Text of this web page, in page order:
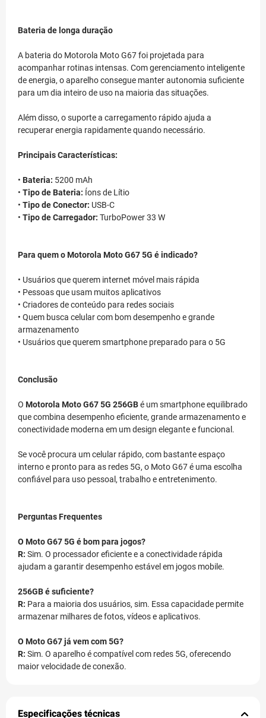
Bateria de longa duração
A bateria do Motorola Moto G67 foi projetada para
acompanhar rotinas intensas. Com gerenciamento inteligente
de energia, o aparelho consegue manter autonomia suficiente
para um dia inteiro de uso na maioria das situações.
Além disso, o suporte a carregamento rápido ajuda a
recuperar energia rapidamente quando necessário.
Principais Características:
• Bateria: 5200 mAh
• Tipo de Bateria: Íons de Lítio
• Tipo de Conector: USB-C
• Tipo de Carregador: TurboPower 33 W
Para quem o Motorola Moto G67 5G é indicado?
• Usuários que querem internet móvel mais rápida
• Pessoas que usam muitos aplicativos
• Criadores de conteúdo para redes sociais
• Quem busca celular com bom desempenho e grande
armazenamento
• Usuários que querem smartphone preparado para o 5G
Conclusão
O Motorola Moto G67 5G 256GBé um smartphone equilibrado
que combina desempenho eficiente, grande armazenamento e
conectividade moderna em um design elegante e funcional.
Se você procura um celular rápido, com bastante espaço
interno e pronto para as redes 5G, o Moto G67 é uma escolha
confiável para uso pessoal, trabalho e entretenimento.
Perguntas Frequentes
O Moto G67 5G é bom para jogos?
R: Sim. O processador eficiente e a conectividade rápida
ajudam a garantir desempenho estável em jogos mobile.
256GB é suficiente?
R: Para a maioria dos usuários, sim. Essa capacidade permite
armazenar milhares de fotos, vídeos e aplicativos.
O Moto G67 já vem com 5G?
R: Sim. O aparelho é compatível com redes 5G, oferecendo
maior velocidade de conexão.
Especificações técnicas